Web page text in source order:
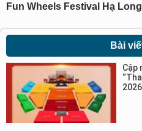
Fun Wheels Festival Hạ
Bài
Cập
2026